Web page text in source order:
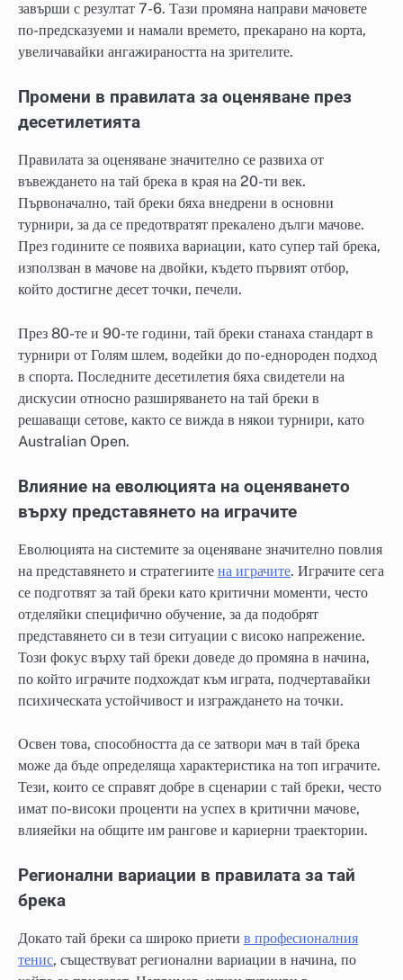
завърши с резултат 7-6. Тази промяна направи мачовете
по-предсказуеми и намали времето, прекарано на корта,
увеличавайки ангажираността на зрителите.
Промени в правилата за оценяване през
десетилетията
Правилата за оценяване значително се развиха от
въвеждането на тай брека в края на 20-ти век.
Първоначално, тай бреки бяха внедрени в основни
турнири, за да се предотвратят прекалено дълги мачове.
През годините се появиха вариации, като супер тай брека,
използван в мачове на двойки, където първият отбор,
който достигне десет точки, печели.
През 80-те и 90-те години, тай бреки станаха стандарт в
турнири от Голям шлем, водейки до по-еднороден подход
в спорта. Последните десетилетия бяха свидетели на
дискусии относно разширяването на тай бреки в
решаващи сетове, както се вижда в някои турнири, като
Australian Open.
Влияние на еволюцията на оценяването
върху представянето на играчите
Еволюцията на системите за оценяване значително повлия
на представянето и стратегиите на играчите. Играчите сега
се подготвят за тай бреки като критични моменти, често
отделяйки специфично обучение, за да подобрят
представянето си в тези ситуации с високо напрежение.
Този фокус върху тай бреки доведе до промяна в начина,
по който играчите подхождат към играта, подчертавайки
психическата устойчивост и изграждането на точки.
Освен това, способността да се затвори мач в тай брека
може да бъде определяща характеристика на топ играчите.
Тези, които се справят добре в сценарии с тай бреки, често
имат по-високи проценти на успех в критични мачове,
влияейки на общите им рангове и кариерни траектории.
Регионални вариации в правилата за тай
брека
Докато тай бреки са широко приети в професионалния
тенис, съществуват регионални вариации в начина, по